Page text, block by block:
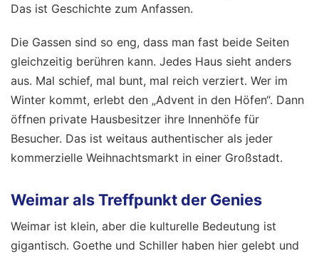
Das ist Geschichte zum Anfassen.
Die Gassen sind so eng, dass man fast beide Seiten
gleichzeitig berühren kann. Jedes Haus sieht anders
aus. Mal schief, mal bunt, mal reich verziert. Wer im
Winter kommt, erlebt den „Advent in den Höfen“. Dann
öffnen private Hausbesitzer ihre Innenhöfe für
Besucher. Das ist weitaus authentischer als jeder
kommerzielle Weihnachtsmarkt in einer Großstadt.
Weimar als Treffpunkt der Genies
Weimar ist klein, aber die kulturelle Bedeutung ist
gigantisch. Goethe und Schiller haben hier gelebt und